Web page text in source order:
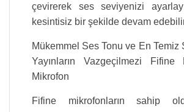
çevirerek ses seviyenizi
kesintisiz bir şekilde devam
Mükemmel Ses Tonu ve En Temiz
Yayınların Vazgeçilmezi
Mikrofon
Fifine mikrofonların sahip